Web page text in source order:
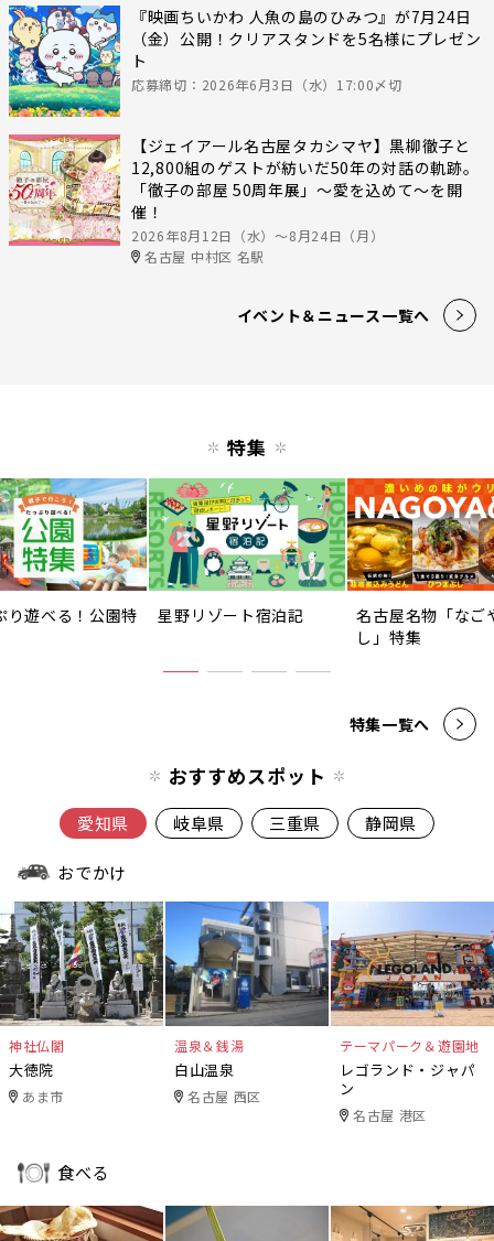
『映画ちいかわ 人魚の島のひみつ』が7月24日
（金）公開！クリアスタンドを5名様にプレゼン
ト
応募締切：2026年6月3日（水）17:00〆切
【ジェイアール名古屋タカシマヤ】黒柳徹子と
12,800組のゲストが紡いだ50年の対話の軌跡。
「徹子の部屋 50周年展」～愛を込めて～を開
催！
2026年8月12日（水）〜8月24日（月）
名古屋 中村区 名駅
イベント＆ニュース一覧へ
特集
り遊べる！公園特 星野リゾート宿泊記
名古屋名物「なご
し」特集
特集一覧へ
おすすめスポット
愛知県 岐阜県 三重県 静岡県
おでかけ
神社仏閣
大徳院
あま市
温泉＆銭湯
白山温泉
名古屋 西区
テーマパーク＆遊園地
レゴランド・ジャパ
ン
名古屋 港区
食べる